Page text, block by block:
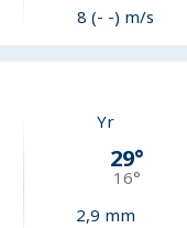
8 (- -) m/s
Yr
29°
16°
2,9 mm